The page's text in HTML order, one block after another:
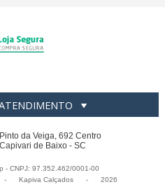
da Veiga, 692 Centro
de Baixo - SC
- CNPJ: 97.352.462/0001-00
Kapiva Calçados - 2026